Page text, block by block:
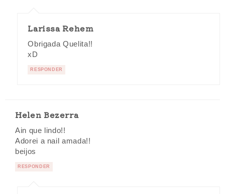
Larissa Rehem
Obrigada Quelita!!
xD
RESPONDER
Helen Bezerra
Ain que lindo!!
Adorei a nail amada!!
beijos
RESPONDER